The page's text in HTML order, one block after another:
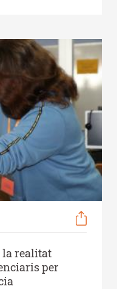
la realitat
per